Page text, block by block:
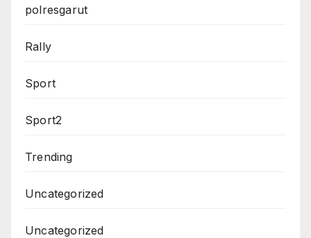
polresgarut
Rally
Sport
Sport2
Trending
Uncategorized
Uncategorized